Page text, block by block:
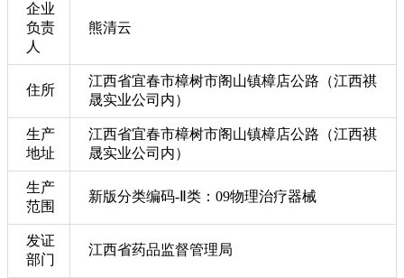
企业
负责
人
熊清云
住所
江西省宜春市樟树市阁山镇樟店公路（江西祺
晟实业公司内）
生产
地址
江西省宜春市樟树市阁山镇樟店公路（江西祺
晟实业公司内）
生产
范围
新版分类编码-Ⅱ类：09物理治疗器械
发证
部门
江西省药品监督管理局